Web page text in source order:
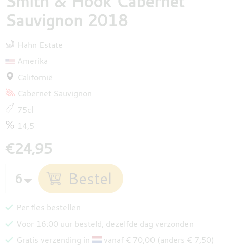
Sauvignon 2018
Hahn Estate
Amerika
Californië
Cabernet Sauvignon
75cl
14,5
€24,95
Per fles bestellen
Voor 16:00 uur besteld, dezelfde dag verzonden
Gratis verzending in
vanaf € 70,00 (anders € 7,50)